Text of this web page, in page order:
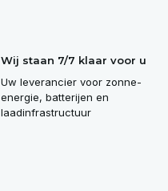
Wij staan 7/7 klaar voor u
Uw leverancier voor zonne-
energie, batterijen en
laadinfrastructuur